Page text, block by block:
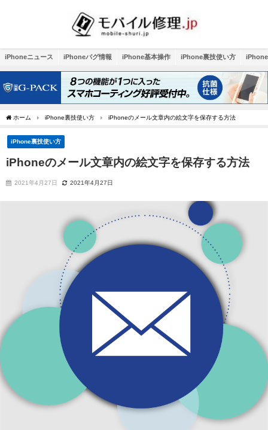
iPhoneニュース iPhoneバグ情報 iPhone基本操作 iPhone裏技使い方
ホーム iPhone裏技使い方 iPhoneのメール文章内の絵文字を保存する方法
iPhone裏技使い方
iPhoneのメール文章内の絵文字を保存する方法
2021年4月27日 2021年4月27日